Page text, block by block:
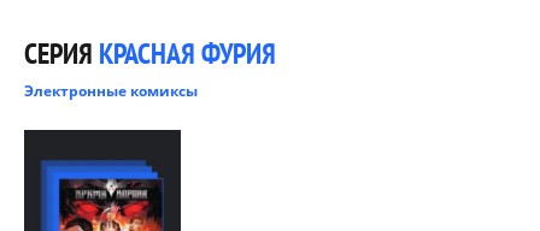
СЕРИЯ КРАСНАЯ ФУРИЯ
Электронные комиксы